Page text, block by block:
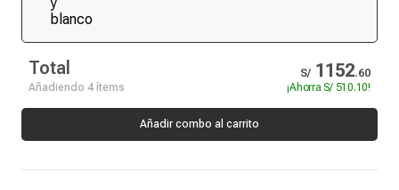
Total S/ 1152.60
Añadiendo 4 ítems
¡AhorraS/ 510.10!
Añadir combo al carrito